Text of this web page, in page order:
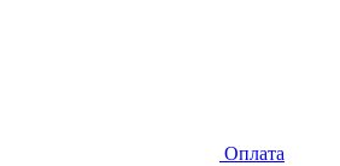
Оплата